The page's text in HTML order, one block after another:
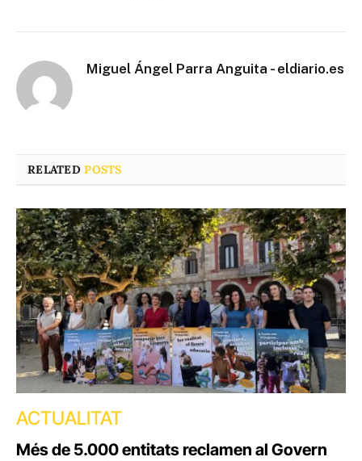
Miguel Ángel Parra Anguita - eldiario.es
RELATEDPOSTS
ACTUALITAT
Més de 5.000 entitats reclamen al Govern